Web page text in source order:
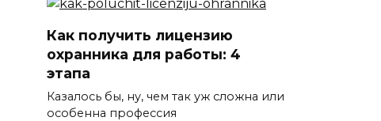
Как получить лицензию
охранника для работы: 4
этапа
Казалось бы, ну, чем так уж сложна или
особенна профессия